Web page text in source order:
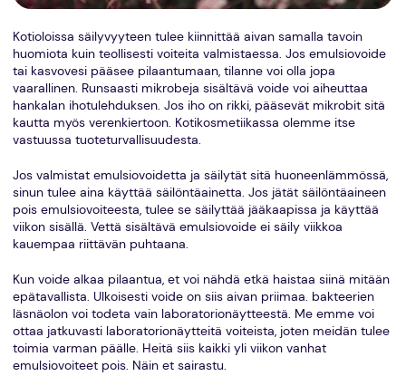
Kotioloissa säilyvyyteen tulee kiinnittää aivan samalla tavoin
huomiota kuin teollisesti voiteita valmistaessa. Jos emulsiovoide
tai kasvovesi pääsee pilaantumaan, tilanne voi olla jopa
vaarallinen. Runsaasti mikrobeja sisältävä voide voi aiheuttaa
hankalan ihotulehduksen. Jos iho on rikki, pääsevät mikrobit sitä
kautta myös verenkiertoon. Kotikosmetiikassa olemme itse
vastuussa tuoteturvallisuudesta.
Jos valmistat emulsiovoidetta ja säilytät sitä huoneenlämmössä,
sinun tulee aina käyttää säilöntäainetta. Jos jätät säilöntäaineen
pois emulsiovoiteesta, tulee se säilyttää jääkaapissa ja käyttää
viikon sisällä. Vettä sisältävä emulsiovoide ei säily viikkoa
kauempaa riittävän puhtaana.
Kun voide alkaa pilaantua, et voi nähdä etkä haistaa siinä mitään
epätavallista. Ulkoisesti voide on siis aivan priimaa. bakteerien
läsnäolon voi todeta vain laboratorionäytteestä. Me emme voi
ottaa jatkuvasti laboratorionäytteitä voiteista, joten meidän tulee
toimia varman päälle. Heitä siis kaikki yli viikon vanhat
emulsiovoiteet pois. Näin et sairastu.